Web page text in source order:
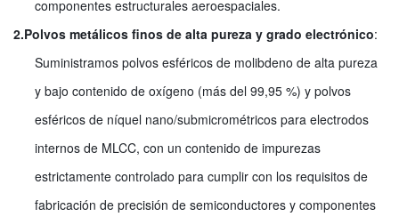
componentes estructurales aeroespaciales.
2.Polvos metálicos finos de alta pureza y grado electrónico:
Suministramos polvos esféricos de molibdeno de alta pureza
y bajo contenido de oxígeno (más del 99,95 %) y polvos
esféricos de níquel nano/submicrométricos para electrodos
internos de MLCC, con un contenido de impurezas
estrictamente controlado para cumplir con los requisitos de
fabricación de precisión de semiconductores y componentes